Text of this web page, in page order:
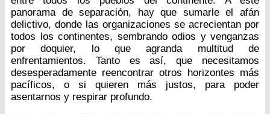
panorama de separación, hay que sumarle el afán
delictivo, donde las organizaciones se acrecientan por
todos los continentes, sembrando odios y venganzas
por doquier, lo que agranda multitud de
enfrentamientos. Tanto es así, que necesitamos
desesperadamente reencontrar otros horizontes más
pacíficos, o si quieren más justos, para poder
asentarnos y respirar profundo.